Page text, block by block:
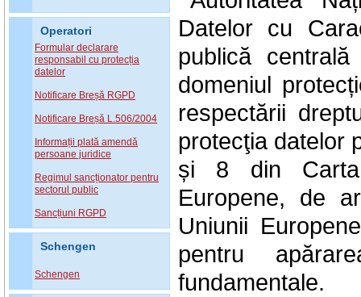
Operatori
Formular declarare
responsabil cu protecția
datelor
Notificare Breșă RGPD
Notificare Breșă L.506/2004
Informații plată amendă
persoane juridice
Regimul sancționator pentru
sectorul public
Sancțiuni RGPD
Schengen
Schengen
Datelor cu
publică
domeniul
respectării
protecţia datelor
și 8 din Carta
Europene, de
Uniunii
pentru
fundamentale.